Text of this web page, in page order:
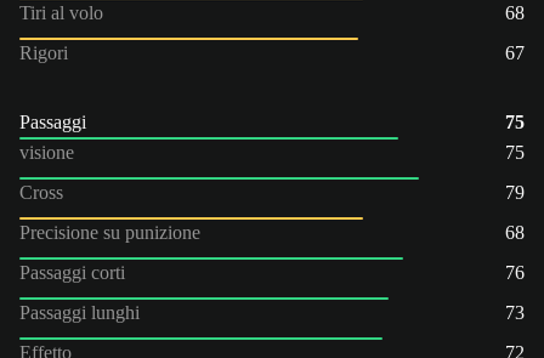
Tiri al volo
68
Rigori
67
Passaggi
75
visione
75
Cross
79
Precisione su punizione
68
Passaggi corti
76
Passaggi lunghi
73
Effetto
72